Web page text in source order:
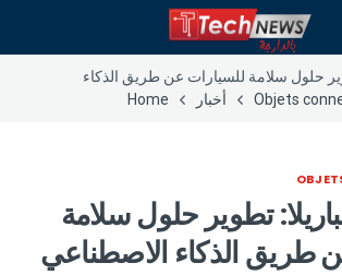
حلول سلامة للسيارات عن طريق الذكاء
Objets أخبار Home
تطوير حلول سلامة
طريق الذكاء الاصطناعي